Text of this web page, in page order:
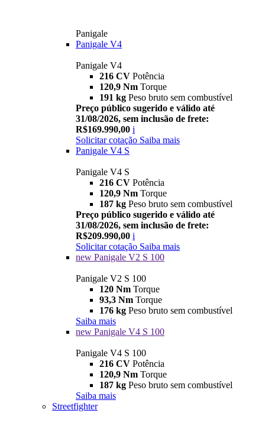
Panigale
Panigale V4
Panigale V4
216 CV Potência
120,9 Nm Torque
191 kg Peso bruto sem combustível
Preço público sugerido e válido até
31/08/2026, sem inclusão de frete:
R$169.990,00 i
Solicitar cotação Saiba mais
Panigale V4 S
Panigale V4 S
216 CV Potência
120,9 Nm Torque
187 kg Peso bruto sem combustível
Preço público sugerido e válido até
31/08/2026, sem inclusão de frete:
R$209.990,00 i
Solicitar cotação Saiba mais
new Panigale V2 S 100
Panigale V2 S 100
120 Nm Torque
93,3 Nm Torque
176 kg Peso bruto sem combustível
Saiba mais
new Panigale V4 S 100
Panigale V4 S 100
216 CV Potência
120,9 Nm Torque
187 kg Peso bruto sem combustível
Saiba mais
Streetfighter